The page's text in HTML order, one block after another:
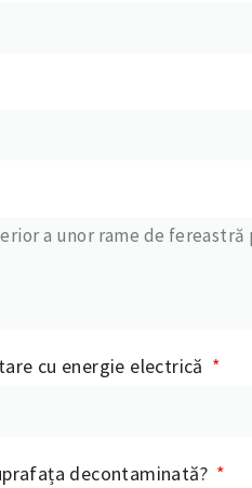
cu energie electrică
decontaminată?